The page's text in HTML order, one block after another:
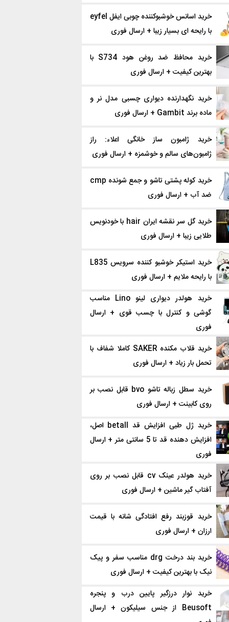
خرید اسانس خوشبوکننده چوبی ایفل eyfel
با رایحه ای بسیار زیبا + ارسال فوری
خرید محافظ ضد روغن هود S734 با
بهترین کیفیت + ارسال فوری
خرید نگهدارنده دیواری چسبی مدل نر و
ماده برند Gambit + ارسال فوری
خرید ژامبون ساز خانگی اعلاء: راز
ژامبون‌های سالم و خوشمزه + ارسال فوری
خرید کوله پشتی تاشو و جمع شونده cmp
ضد آب + ارسال فوری
خرید گل سر نقشه ایران hair با خودنویس
طلایی زیبا + ارسال فوری
خرید استیکر خوشبو کننده سرویس L835
با رایحه ملایم + ارسال فوری
خرید هولدر دیواری لینو Lino مناسب
گوشی و کنترل با چسب قوی + ارسال
فوری
خرید قلاب‌ مکنده SAKER کاملا شفاف با
تحمل بار زیاد + ارسال فوری
خرید سطل زباله تاشو bvo قابل نصب بر
روی کابینت + ارسال فوری
خرید ژل طبی افزایش قد betall اصل،
افزایش دهنده قد تا 5 سانتی متر + ارسال
فوری
خرید هولدر عینک cv قابل نصب بر روی
آفتاب گیر ماشین + ارسال فوری
خرید قوزبند رفع افتادگی شانه با قیمت
ارزان + ارسال فوری
خرید بند درخت drg مناسب سفر و پیک
نیک با بهترین کیفیت + ارسال فوری
خرید نوار درزگیر پایین درب و پنجره
Beusoft از جنس سیلیکون + ارسال